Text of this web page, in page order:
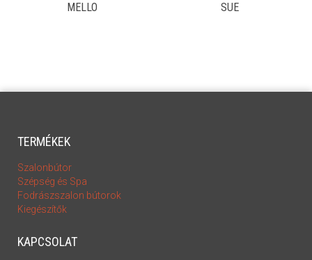
MELLO SUE
TERMÉKEK
Szalonbútor
Szépség és Spa
Fodrászszalon bútorok
Kiegészítők
KAPCSOLAT